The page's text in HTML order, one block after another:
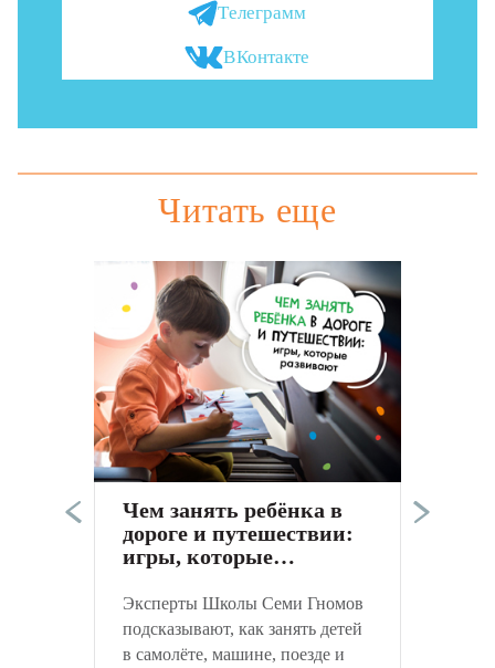
Телеграмм
ВКонтакте
Читать еще
Чем занять ребёнка в
дороге и путешествии:
игры, которые
Эксперты Школы Семи Гномов
подсказывают, как занять детей
в самолёте, машине, поезде и